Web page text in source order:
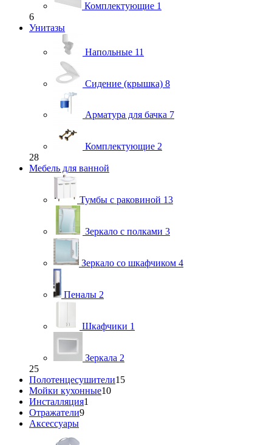
Комплектующие 1
6
Унитазы
Напольные 11
Сидение (крышка) 8
Арматура для бачка 7
Комплектующие 2
28
Мебель для ванной
Тумбы с раковиной 13
Зеркало с полками 3
Зеркало со шкафчиком 4
Пеналы 2
Шкафчики 1
Зеркала 2
25
Полотенцесушители15
Мойки кухонные10
Инсталляция1
Отражатели9
Аксессуары